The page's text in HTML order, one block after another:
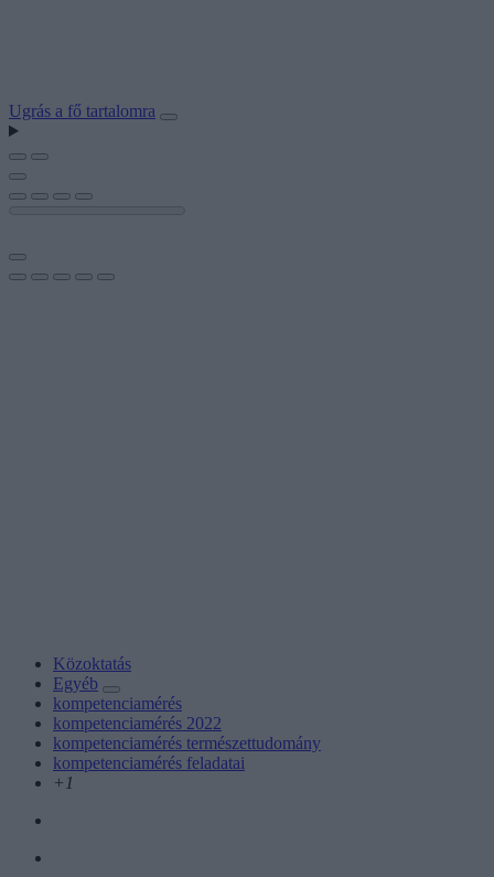
Ugrás a fő tartalomra
Közoktatás
Egyéb
kompetenciamérés
kompetenciamérés 2022
kompetenciamérés természettudomány
kompetenciamérés feladatai
+1